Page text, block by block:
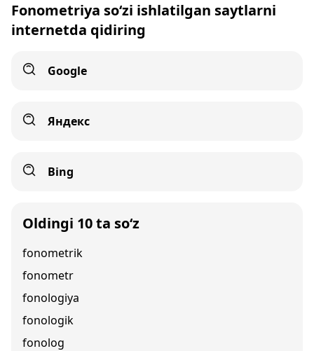
Fonometriya so‘zi ishlatilgan saytlarni
internetda qidiring
Google
Яндекс
Bing
Oldingi 10 ta so‘z
fonometrik
fonometr
fonologiya
fonologik
fonolog